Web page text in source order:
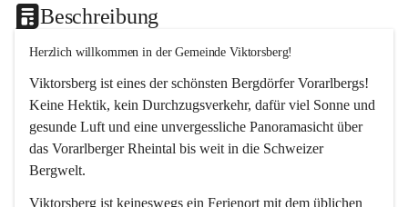
Beschreibung
Herzlich willkommen in der Gemeinde Viktorsberg!
Viktorsberg ist eines der schönsten Bergdörfer Vorarlbergs!
Keine Hektik, kein Durchzugsverkehr, dafür viel Sonne und
gesunde Luft und eine unvergessliche Panoramasicht über
das Vorarlberger Rheintal bis weit in die Schweizer
Bergwelt.
Viktorsberg ist keineswegs ein Ferienort mit dem üblichen